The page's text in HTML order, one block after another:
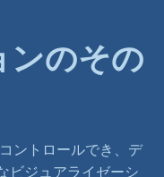
ンのその
ントロールでき、デ
ビジュアライゼーシ